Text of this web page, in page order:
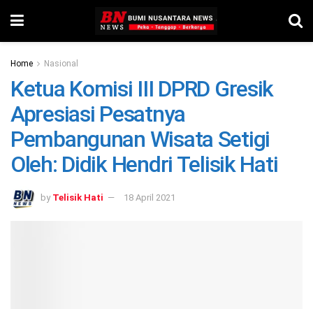
Home Nasional
Ketua Komisi III DPRD Gresik
Apresiasi Pesatnya
Pembangunan Wisata Setigi
Oleh: Didik Hendri Telisik Hati
by Telisik Hati 18 April 2021